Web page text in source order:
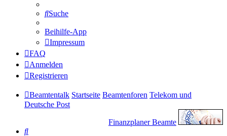
Suche
Beihilfe-App
Impressum
FAQ
Anmelden
Registrieren
Beamtentalk Startseite Beamtenforen Telekom und
Deutsche Post
Finanzplaner Beamte
Suche